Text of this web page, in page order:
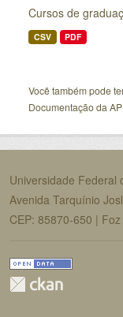
Cursos de
CSV PDF
Você também pode
Documentação da
Universidade Federal
Avenida Tarquínio
CEP: 85870-650 |